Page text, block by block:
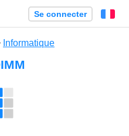
Se connecter
Informatique